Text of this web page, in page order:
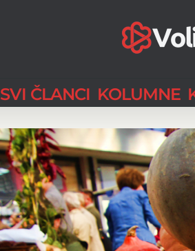
SVI ČLANCI KOLUMNE